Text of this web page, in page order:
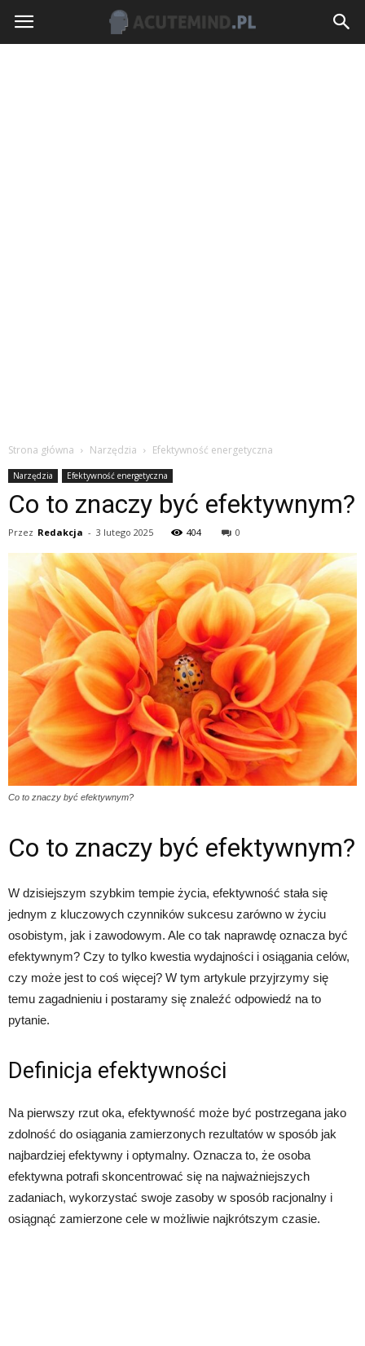
Strona główna Narzędzia Efektywność energetyczna
Narzędzia Efektywność energetyczna
Co to znaczy być efektywnym?
Przez Redakcja - 3 lutego 2025 404 0
Co to znaczy być efektywnym?
Co to znaczy być efektywnym?
W dzisiejszym szybkim tempie życia, efektywność stała się
jednym z kluczowych czynników sukcesu zarówno w życiu
osobistym, jak i zawodowym. Ale co tak naprawdę oznacza być
efektywnym? Czy to tylko kwestia wydajności i osiągania celów,
czy może jest to coś więcej? W tym artykule przyjrzymy się
temu zagadnieniu i postaramy się znaleźć odpowiedź na to
pytanie.
Definicja efektywności
Na pierwszy rzut oka, efektywność może być postrzegana jako
zdolność do osiągania zamierzonych rezultatów w sposób jak
najbardziej efektywny i optymalny. Oznacza to, że osoba
efektywna potrafi skoncentrować się na najważniejszych
zadaniach, wykorzystać swoje zasoby w sposób racjonalny i
osiągnąć zamierzone cele w możliwie najkrótszym czasie.